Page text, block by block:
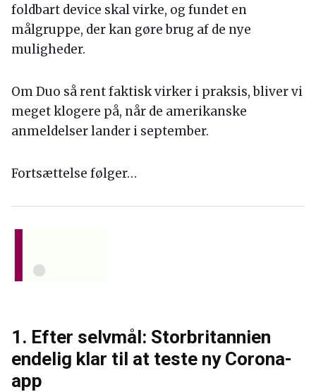
foldbart device skal virke, og fundet en
målgruppe, der kan gøre brug af de nye
muligheder.
Om Duo så rent faktisk virker i praksis, bliver vi
meget klogere på, når de amerikanske
anmeldelser lander i september.
Fortsættelse følger…
1. Efter selvmål: Storbritannien
endelig klar til at teste ny Corona-
app